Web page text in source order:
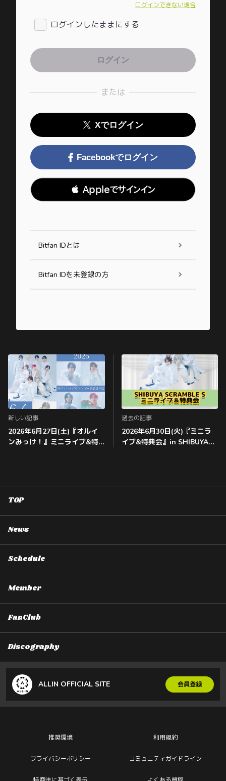
ログインできない場合
ログインしたままにする
または
Xでログイン
Facebookでログイン
 Appleでサインイン
Bitfan IDとは
Bitfan IDを未登録の方
新しい記事
2026年6月27日(土)『オルイ
ンみっけ！』ミニライブ&特
過去の記事
2026年6月30日(火)『ミニラ
イブ&特典会』in SHIBUYA
TOP
News
Schedule
Member
FanClub
Discography
ALLIN OFFICIAL SITE 会員登録
推奨環境 利用規約
プライバシーポリシー コミュニティガイドライン